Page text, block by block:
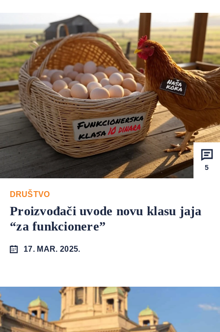
5
DRUŠTVO
Proizvođači uvode novu klasu jaja
“za funkcionere”
17. MAR. 2025.